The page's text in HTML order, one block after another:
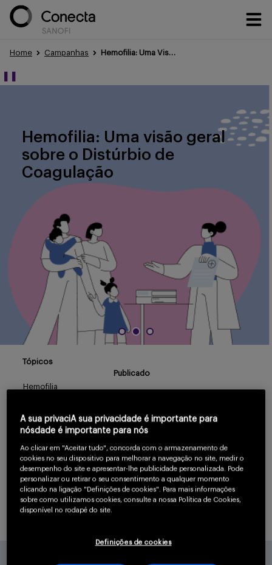
Treinamentos
Portfólio
Serviços
Sobre
Entrar
Cadastrar
Home Campanhas Hemofilia: Uma Visão Geral sobre o Distúrbio de Coagulação
❚❚
Hemofilia: Uma visão geral
sobre o Distúrbio de
Coagulação
Tópicos
Hemofilia
Publicado
Veja inovações científicas na hemofilia, uma condição
genética que afeta a coagulação do sangue, causando
sangramentos prolongados e recorrentes. Esta página
oferece uma visão geral sobre esse distúrbio de
A sua privaciA sua privacidade é importante para
nósdade é importante para nós
Ao clicar em "Aceitar tudo", concorda com o armazenamento de
cookies no seu dispositivo para melhorar a navegação no site, medir o
desempenho do site e apresentar-lhe publicidade personalizada. Pode
personalizar ou retirar o seu consentimento a qualquer momento
clicando na ligação "Definições de cookies". Para mais informações
sobre como utilizamos cookies, consulte a nossa Política de Cookies,
disponível no rodapé do site.
Definições de cookies